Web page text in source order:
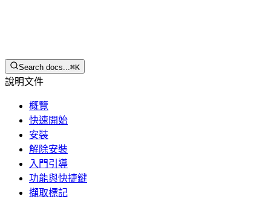
Search docs...⌘K
說明文件
概覽
快速開始
安裝
解除安裝
入門引導
功能與快捷鍵
擷取標記